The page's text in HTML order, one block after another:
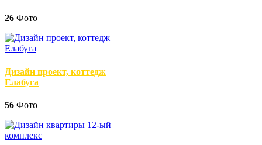
26 Фото
Дизайн проект, коттедж
Елабуга
56 Фото